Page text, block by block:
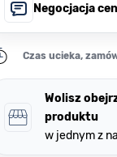
Negocjacja
Czas ucieka,
Wolisz
produktu
w jednym z